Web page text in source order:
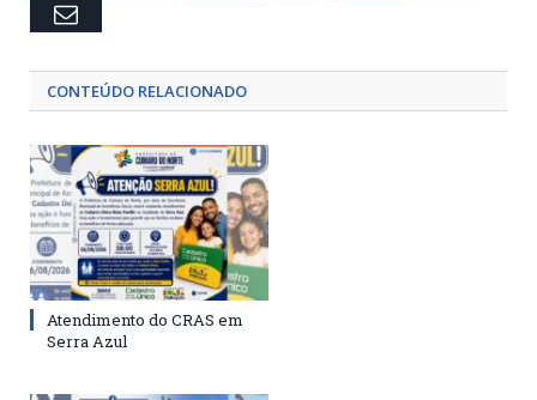
Email
CONTEÚDO RELACIONADO
Atendimento do CRAS em
Serra Azul